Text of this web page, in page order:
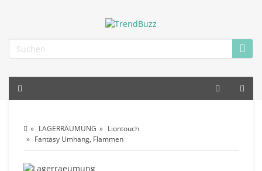
LAGERRÄUMUNG
Liontouch
Fantasy Umhang, Flammen